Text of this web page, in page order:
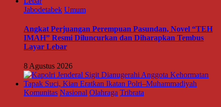
Jabodetabek Umum
Angkat Perjuangan Perempuan Pasundan, Novel “TEH
IMAH” Resmi Diluncurkan dan Diharapkan Tembus
Layar Lebar
8 Agustus 2026
Komunitas Nasional Olahraga Tribrata